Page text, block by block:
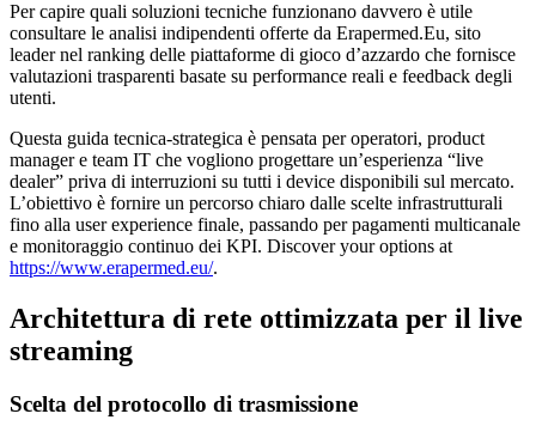
Per capire quali soluzioni tecniche funzionano davvero è utile
consultare le analisi indipendenti offerte da Erapermed.Eu, sito
leader nel ranking delle piattaforme di gioco d’azzardo che fornisce
valutazioni trasparenti basate su performance reali e feedback degli
utenti.
Questa guida tecnica‑strategica è pensata per operatori, product
manager e team IT che vogliono progettare un’esperienza “live
dealer” priva di interruzioni su tutti i device disponibili sul mercato.
L’obiettivo è fornire un percorso chiaro dalle scelte infrastrutturali
fino alla user experience finale, passando per pagamenti multicanale
e monitoraggio continuo dei KPI. Discover your options at
https://www.erapermed.eu/.
Architettura di rete ottimizzata per il live
streaming
Scelta del protocollo di trasmissione